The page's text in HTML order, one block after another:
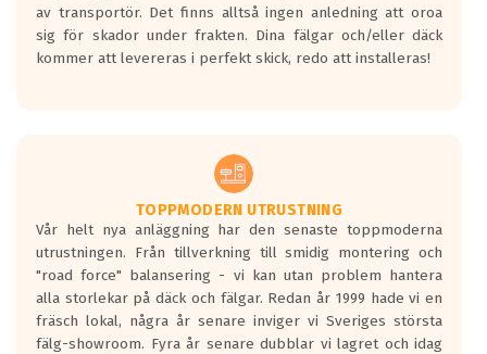
av transportör. Det finns alltså ingen anledning att oroa
sig för skador under frakten. Dina fälgar och/eller däck
kommer att levereras i perfekt skick, redo att installeras!
TOPPMODERN UTRUSTNING
Vår helt nya anläggning har den senaste toppmoderna
utrustningen. Från tillverkning till smidig montering och
"road force" balansering - vi kan utan problem hantera
alla storlekar på däck och fälgar. Redan år 1999 hade vi en
fräsch lokal, några år senare inviger vi Sveriges största
fälg-showroom. Fyra år senare dubblar vi lagret och idag